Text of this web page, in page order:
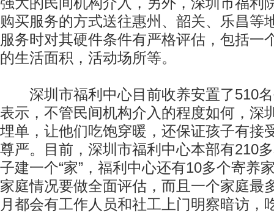
购买服务的方式送往惠州、韶关、乐昌等
服务时对其硬件条件有严格评估，包括一
的生活面积，活动场所等。
深圳市福利中心目前收养安置了510名
表示，不管民间机构介入的程度如何，深
埋单，让他们吃饱穿暖，还保证孩子有接
尊严。目前，深圳市福利中心本部有210
子建一个“家”，福利中心还有10多个寄养
家庭情况要做全面评估，而且一个家庭最
月都会有工作人员和社工上门明察暗访，